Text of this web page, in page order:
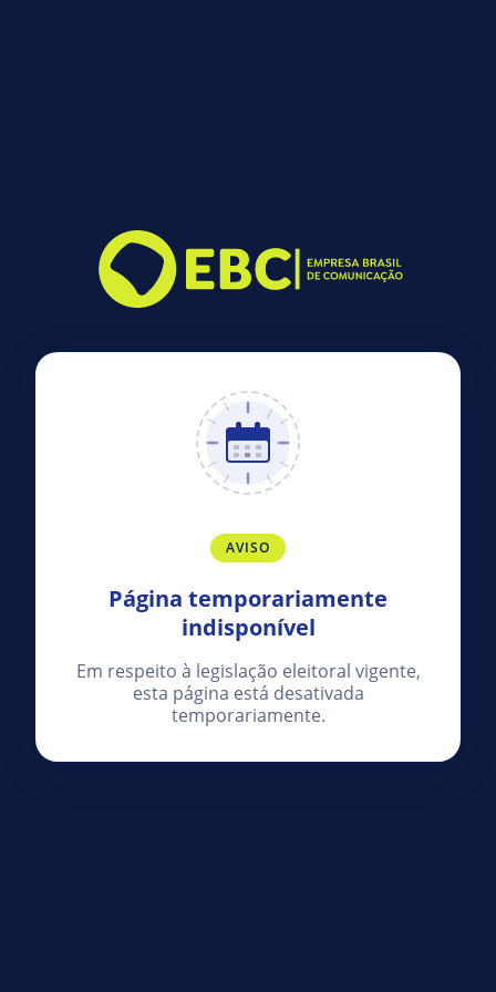
AVISO
Página temporariamente
indisponível
Em respeito à legislação eleitoral vigente,
esta página está desativada
temporariamente.